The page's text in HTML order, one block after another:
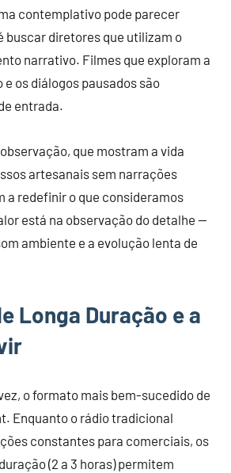
contemplativo pode parecer
buscar diretores que utilizam o
narrativo. Filmes que exploram a
os diálogos pausados são
entrada.
que mostram a vida
artesanais sem narrações
a redefinir o que consideramos
está na observação do detalhe —
ambiente e a evolução lenta de
Longa Duração e a
o formato mais bem-sucedido de
Enquanto o rádio tradicional
constantes para comerciais, os
(2 a 3 horas) permitem